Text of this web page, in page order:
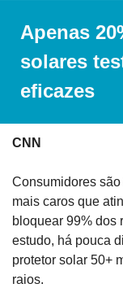
Apenas
solares
eficazes
CNN
Consumidores
mais caros que
bloquear 99% dos
estudo, há pouca
protetor solar 50+
raios.